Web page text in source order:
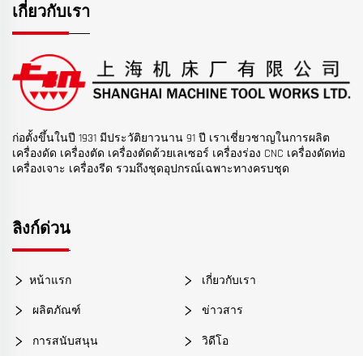
เกี่ยวกับเรา
ก่อตั้งขึ้นในปี 1931 มีประวัติยาวนาน 91 ปี เราเชี่ยวชาญในการผลิต
เครื่องดัด เครื่องตัด เครื่องตัดด้วยเลเซอร์ เครื่องร่อง CNC เครื่องดัดท่อ
เครื่องเจาะ เครื่องรีด รวมถึงชุดอุปกรณ์เฉพาะทางครบชุด
ลิงก์ด่วน
หน้าแรก เกี่ยวกับเรา
ผลิตภัณฑ์ ข่าวสาร
การสนับสนุน วิดีโอ